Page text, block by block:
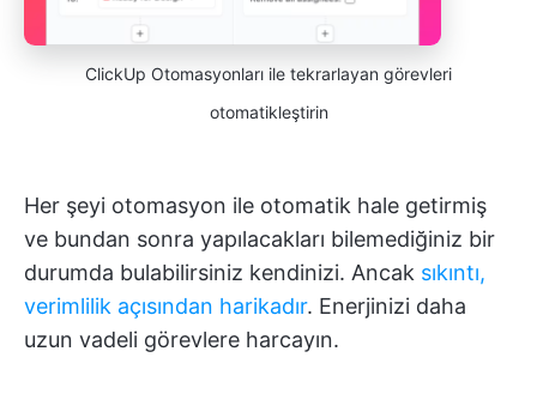
ClickUp Otomasyonları ile tekrarlayan görevleri
otomatikleştirin
Her şeyi otomasyon ile otomatik hale getirmiş
ve bundan sonra yapılacakları bilemediğiniz bir
durumda bulabilirsiniz kendinizi. Ancak sıkıntı,
verimlilik açısından harikadır. Enerjinizi daha
uzun vadeli görevlere harcayın.